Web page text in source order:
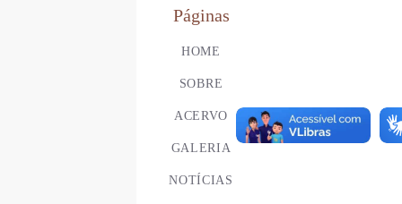
Páginas
HOME
SOBRE
ACERVO
GALERIA
NOTÍCIAS